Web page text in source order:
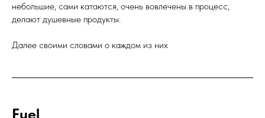
небольшие, сами катаются, очень вовлечены в процесс,
делают душевные продукты.
Далее своими словами о каждом из них
Fuel